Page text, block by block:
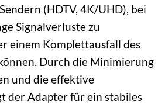
(HDTV, 4K/UHD), bei
Signalverluste zu
einem Komplettausfall des
Durch die Minimierung
und die effektive
der Adapter für ein stabiles